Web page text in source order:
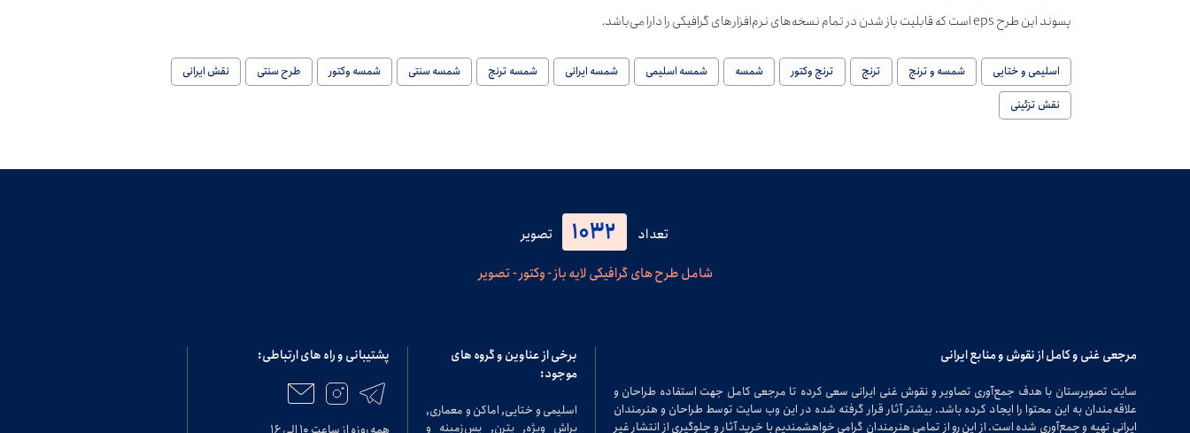
پسوند این طرح eps است که قابلیت باز شدن در تمام نسخه‌های نرم‌افزارهای گرافیکی را دارا می‌باشد.
اسلیمی و ختایی شمسه و ترنج ترنج ترنج وکتور شمسه شمسه اسلیمی شمسه ایرانی شمسه ترنج شمسه سنتی شمسه وکتور طرح سنتی
نقش ایرانی
نقش تزئینی
تعداد 1032
تصویر
شامل طرح های گرافیکی لایه باز - وکتور - تصویر
مرجعی غنی و کامل از نقوش و منابع ایرانی
سایت تصویرستان با هدف جمع‌آوری تصاویر و نقوش غنی ایرانی سعی کرده تا مرجعی کامل جهت استفاده طراحان و
علاقه‌مندان به این محتوا را ایجاد کرده باشد. بیشتر آثار قرار گرفته شده در این وب سایت توسط طراحان و هنرمندان
ایرانی تهیه و جمع‌آوری شده است. از این رو از تمامی هنرمندان گرامی خواهشمندیم با خرید آثار و جلوگیری از انتشار غیر
برخی از عناوین و گروه های
موجود:
اسلیمی و ختایی, اماکن و معماری,
براش ویژه, پترن, پس‌زمینه و
پشتیبانی و راه های ارتباطی: